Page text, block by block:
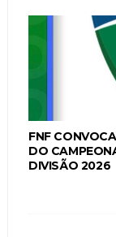
FNF
DO
DIVISÃO 2026